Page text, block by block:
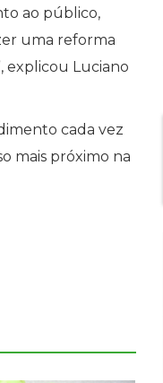
ao público,
uma reforma
explicou Luciano
cada vez
mais próximo na